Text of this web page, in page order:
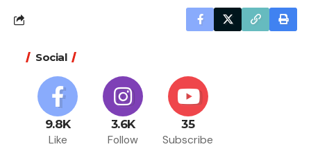
Social
9.8K
Like
3.6K
Follow
35
Subscribe